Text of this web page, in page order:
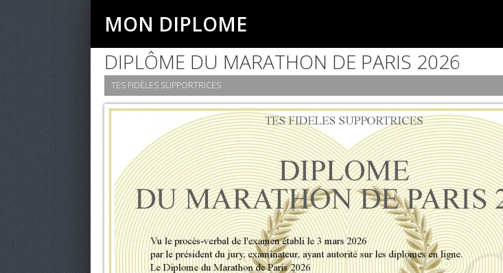
MON DIPLOME
DIPLÔME DU MARATHON DE PARIS 2026
TES FIDÈLES SUPPORTRICES